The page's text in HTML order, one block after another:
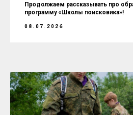
Продолжаем рассказывать про
программу «Школы поисковика»!
08.07.2026